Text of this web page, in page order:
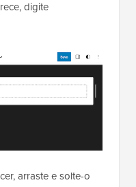
digite
arraste e solte-o